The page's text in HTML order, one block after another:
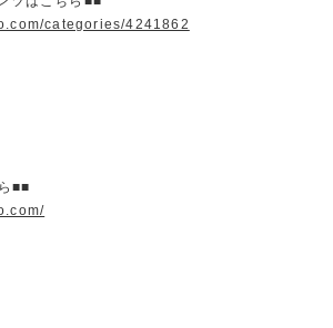
categories/4241862
■■